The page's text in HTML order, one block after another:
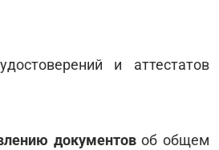
и аттестатов
документовоб общем